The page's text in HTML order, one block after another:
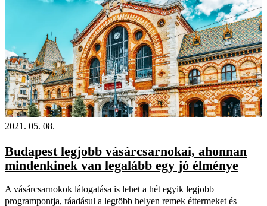
2021. 05. 08.
Budapest legjobb vásárcsarnokai, ahonnan
mindenkinek van legalább egy jó élménye
A vásárcsarnokok látogatása is lehet a hét egyik legjobb
programpontja, ráadásul a legtöbb helyen remek éttermeket és